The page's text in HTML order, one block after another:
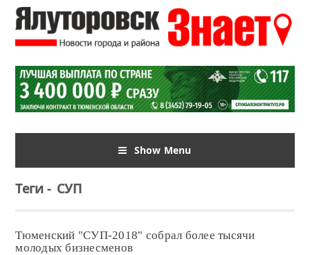
Show Menu
Теги-СУП
Тюменский "СУП-2018" собрал более тысячи
молодых бизнесменов